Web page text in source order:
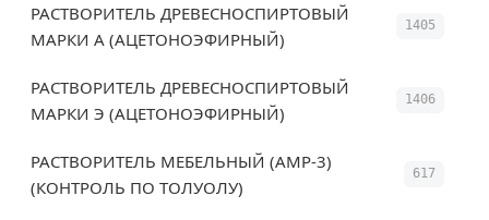
РАСТВОРИТЕЛЬ ДРЕВЕСНОСПИРТОВЫЙ
МАРКИ А (АЦЕТОНОЭФИРНЫЙ)
1405
РАСТВОРИТЕЛЬ ДРЕВЕСНОСПИРТОВЫЙ
МАРКИ Э (АЦЕТОНОЭФИРНЫЙ)
1406
РАСТВОРИТЕЛЬ МЕБЕЛЬНЫЙ (АМР-3)
(КОНТРОЛЬ ПО ТОЛУОЛУ)
617